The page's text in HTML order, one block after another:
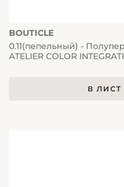
BOUTICLE
0.11(пепельный) -
ATELIER COLOR
В